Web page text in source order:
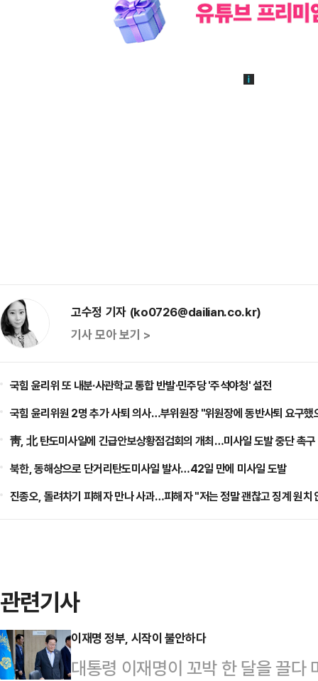
고수정 기자 (ko0726@dailian.co.kr)
기사 모아 보기 >
국힘 윤리위 또 내분·사관학교 통합 반발·민주당 '주석야청' 설전
국힘 윤리위원 2명 추가 사퇴 의사…부위원장 "위원장에 동반사퇴 요구했
靑, 北 탄도미사일에 긴급안보상황점검회의 개최…미사일 도발 중단 촉구
북한, 동해상으로 단거리탄도미사일 발사…42일 만에 미사일 도발
진종오, 돌려차기 피해자 만나 사과…피해자 "저는 정말 괜찮고 징계 원치
관련기사
이재명 정부, 시작이 불안하다
대통령 이재명이 꼬박 한 달을 끌다